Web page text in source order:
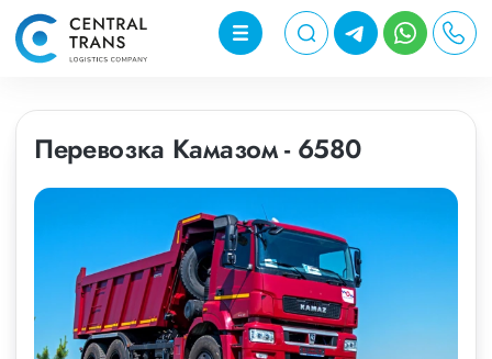
Перевозка Камазом - 6580